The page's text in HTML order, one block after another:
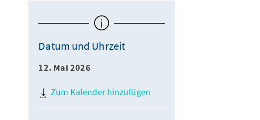
Datum und Uhrzeit
12. Mai 2026
Zum Kalender hinzufügen